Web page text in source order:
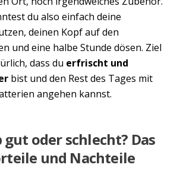
du also einfach deine
deinen Kopf auf den
und eine halbe Stunde dösen. Ziel
dass du erfrischt und
bist und den Rest des Tages mit
angehen kannst.
gut oder schlecht? Das
und Nachteile